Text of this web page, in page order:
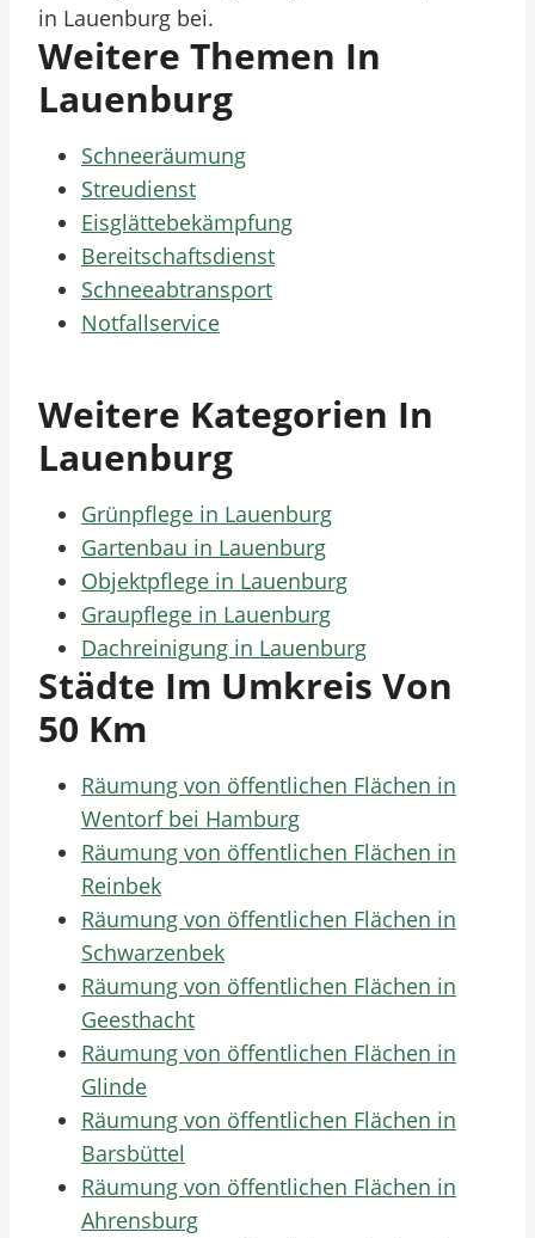
in Lauenburg bei.
Weitere Themen In
Lauenburg
Schneeräumung
Streudienst
Eisglättebekämpfung
Bereitschaftsdienst
Schneeabtransport
Notfallservice
Weitere Kategorien In
Lauenburg
Grünpflege in Lauenburg
Gartenbau in Lauenburg
Objektpflege in Lauenburg
Graupflege in Lauenburg
Dachreinigung in Lauenburg
Städte Im Umkreis Von
50 Km
Räumung von öffentlichen Flächen in
Wentorf bei Hamburg
Räumung von öffentlichen Flächen in
Reinbek
Räumung von öffentlichen Flächen in
Schwarzenbek
Räumung von öffentlichen Flächen in
Geesthacht
Räumung von öffentlichen Flächen in
Glinde
Räumung von öffentlichen Flächen in
Barsbüttel
Räumung von öffentlichen Flächen in
Ahrensburg